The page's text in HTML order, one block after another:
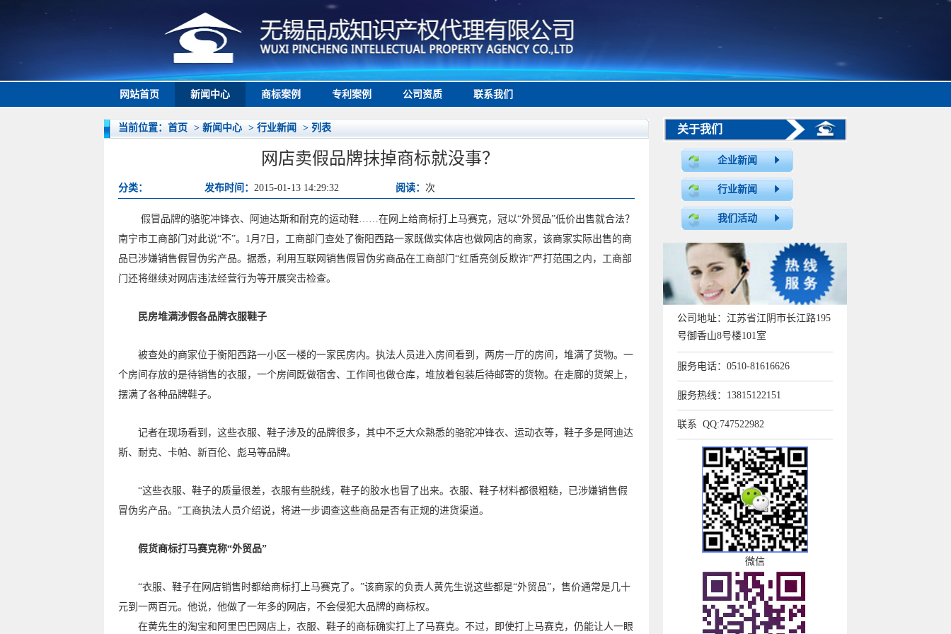
网站首页 新闻中心 商标案例 专利案例 公司资质 联系我们
关于我们
企业新闻
行业新闻
我们活动
公司地址：江苏省江阴市长江路195
号御香山8号楼101室
服务电话：0510-81616626
服务热线：13815122151
联系 QQ:747522982
微信
当前位置： 首页 > 新闻中心 > 行业新闻 > 列表
网店卖假品牌抹掉商标就没事？
分类： 发布时间： 2015-01-13 14:29:32 阅读： 次
假冒品牌的骆驼冲锋衣、阿迪达斯和耐克的运动鞋……在网上给商标打上马赛克，冠以“外贸品”低价出售就合法？
南宁市工商部门对此说“不”。1月7日，工商部门查处了衡阳西路一家既做实体店也做网店的商家，该商家实际出售的商
品已涉嫌销售假冒伪劣产品。据悉，利用互联网销售假冒伪劣商品在工商部门“红盾亮剑反欺诈”严打范围之内，工商部
门还将继续对网店违法经营行为等开展突击检查。
民房堆满涉假各品牌衣服鞋子
被查处的商家位于衡阳西路一小区一楼的一家民房内。执法人员进入房间看到，两房一厅的房间，堆满了货物。一
个房间存放的是待销售的衣服，一个房间既做宿舍、工作间也做仓库，堆放着包装后待邮寄的货物。在走廊的货架上，
摆满了各种品牌鞋子。
记者在现场看到，这些衣服、鞋子涉及的品牌很多，其中不乏大众熟悉的骆驼冲锋衣、运动衣等，鞋子多是阿迪达
斯、耐克、卡帕、新百伦、彪马等品牌。
“这些衣服、鞋子的质量很差，衣服有些脱线，鞋子的胶水也冒了出来。衣服、鞋子材料都很粗糙，已涉嫌销售假
冒伪劣产品。”工商执法人员介绍说，将进一步调查这些商品是否有正规的进货渠道。
假货商标打马赛克称“外贸品”
“衣服、鞋子在网店销售时都给商标打上马赛克了。”该商家的负责人黄先生说这些都是“外贸品”，售价通常是几十
元到一两百元。他说，他做了一年多的网店，不会侵犯大品牌的商标权。
在黄先生的淘宝和阿里巴巴网店上，衣服、鞋子的商标确实打上了马赛克。不过，即使打上马赛克，仍能让人一眼